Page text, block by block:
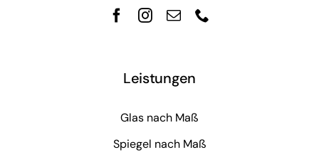
Leistungen
Glas nach Maß
Spiegel nach Maß